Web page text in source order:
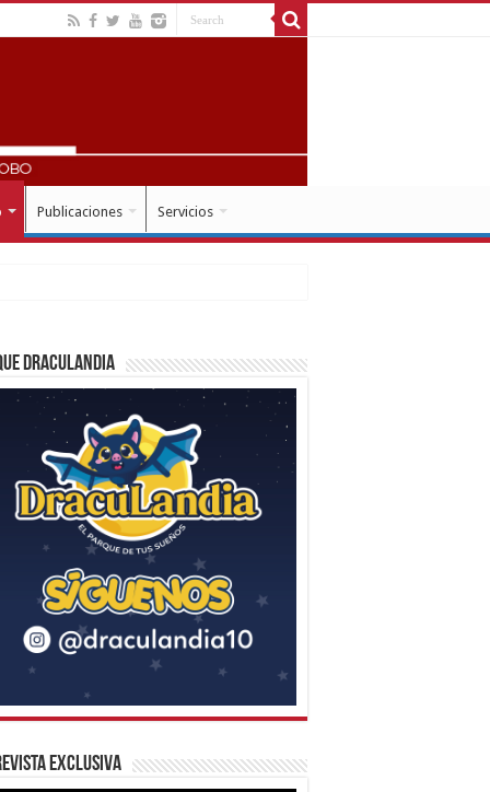
Publicaciones Servicios
Draculandia
Exclusiva